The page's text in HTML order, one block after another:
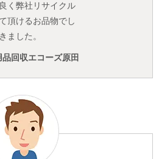
く弊社リサイクル
頂けるお品物でし
ました。
品回収エコーズ原田